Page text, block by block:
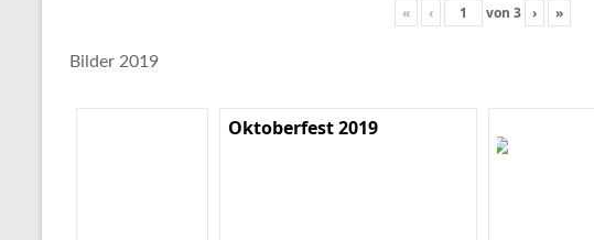
« ‹ von 3 › »
Bilder 2019
Oktoberfest 2019